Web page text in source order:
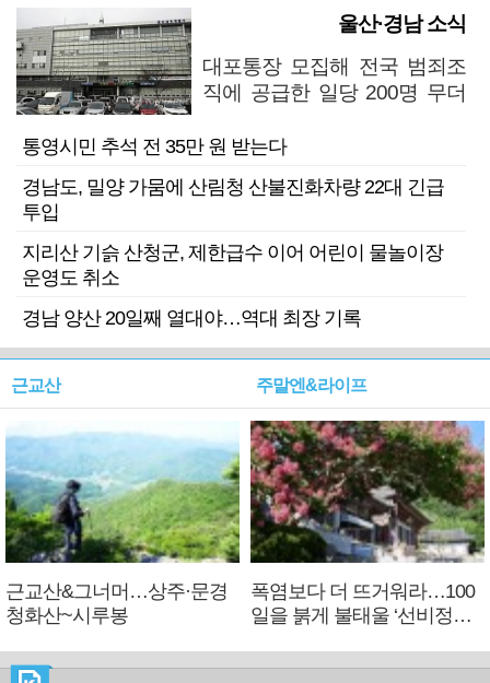
울산·경남 소식
대포통장 모집해 전국 범죄조
직에 공급한 일당 200명 무더
통영시민 추석 전 35만 원 받는다
경남도, 밀양 가뭄에 산림청 산불진화차량 22대 긴급
투입
지리산 기슭 산청군, 제한급수 이어 어린이 물놀이장
운영도 취소
경남 양산 20일째 열대야…역대 최장 기록
근교산
근교산&그너머…상주·문경
청화산~시루봉
주말엔&라이프
폭염보다 더 뜨거워라…100
일을 붉게 불태울 ‘선비정신’